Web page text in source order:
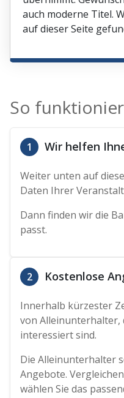
auch moderne Titel.
auf dieser Seite
So
1 Wir helfen
Weiter unten auf
Daten Ihrer
Dann finden wir die
passt.
2 Kostenlose
Innerhalb kürzester
von
interessiert sind.
Die Alleinunterhalter
Angebote.
wählen Sie das